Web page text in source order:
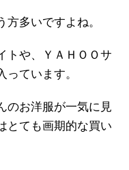
多いですよね。
トや、ＹＡＨＯＯサ
ています。
のお洋服が一気に見
とても画期的な買い